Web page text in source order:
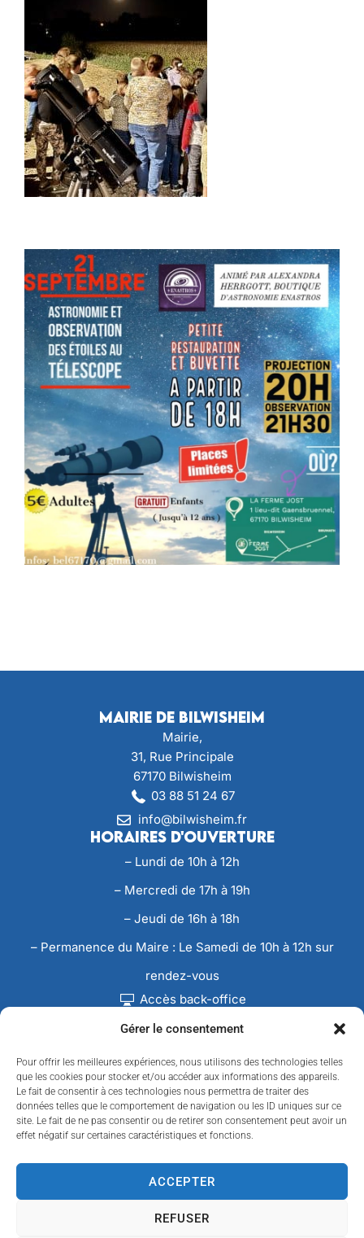
Gérer le consentement
Pour offrir les meilleures expériences, nous utilisons des technologies telles
que les cookies pour stocker et/ou accéder aux informations des appareils.
Le fait de consentir à ces technologies nous permettra de traiter des
données telles que le comportement de navigation ou les ID uniques sur ce
site. Le fait de ne pas consentir ou de retirer son consentement peut avoir un
effet négatif sur certaines caractéristiques et fonctions.
ACCEPTER
REFUSER
Mairie de Bilwisheim
Mairie,
31, Rue Principale
67170 Bilwisheim
03 88 51 24 67
info@bilwisheim.fr
Horaires d'ouverture
– Lundi de 10h à 12h
– Mercredi de 17h à 19h
– Jeudi de 16h à 18h
– Permanence du Maire : Le Samedi de 10h à 12h sur
rendez-vous
Accès back-office
ConfidentialitéDonnées personnelles